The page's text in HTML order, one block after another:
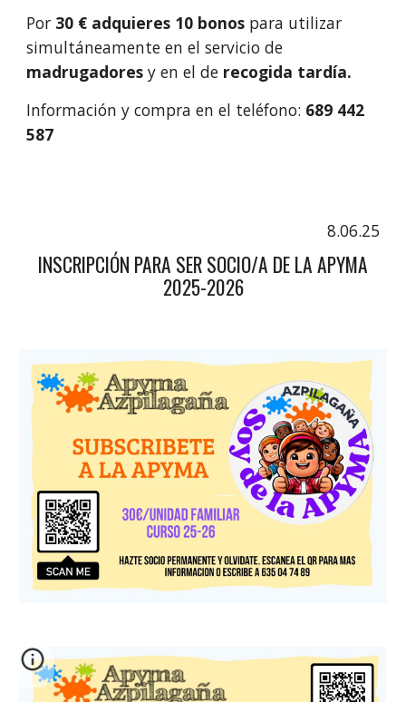
Por 30 € adquieres 10 bonos para utilizar
simultáneamente en el servicio de
madrugadoresy en el de recogida tardía.
Información y compra en el teléfono: 689 442
587
8.06.25
INSCRIPCIÓN PARA SER SOCIO/A DE LA APYMA
2025-2026